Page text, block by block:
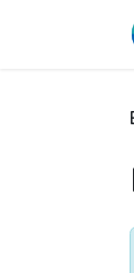
Zum Inhalt